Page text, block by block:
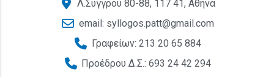
Λ.Συγγρου 80-88, 117 41, Αθήνα
email: syllogos.patt@gmail.com
Γραφείων: 213 20 65 884
Προέδρου Δ.Σ.: 693 24 42 294